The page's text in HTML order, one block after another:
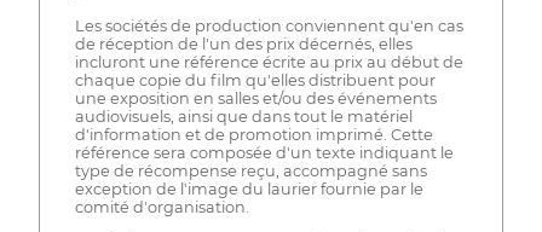
Les sociétés de production conviennent qu'en cas
de réception de l'un des prix décernés, elles
incluront une référence écrite au prix au début de
chaque copie du film qu'elles distribuent pour
une exposition en salles et/ou des événements
audiovisuels, ainsi que dans tout le matériel
d'information et de promotion imprimé. Cette
référence sera composée d'un texte indiquant le
type de récompense reçu, accompagné sans
exception de l'image du laurier fournie par le
comité d'organisation.